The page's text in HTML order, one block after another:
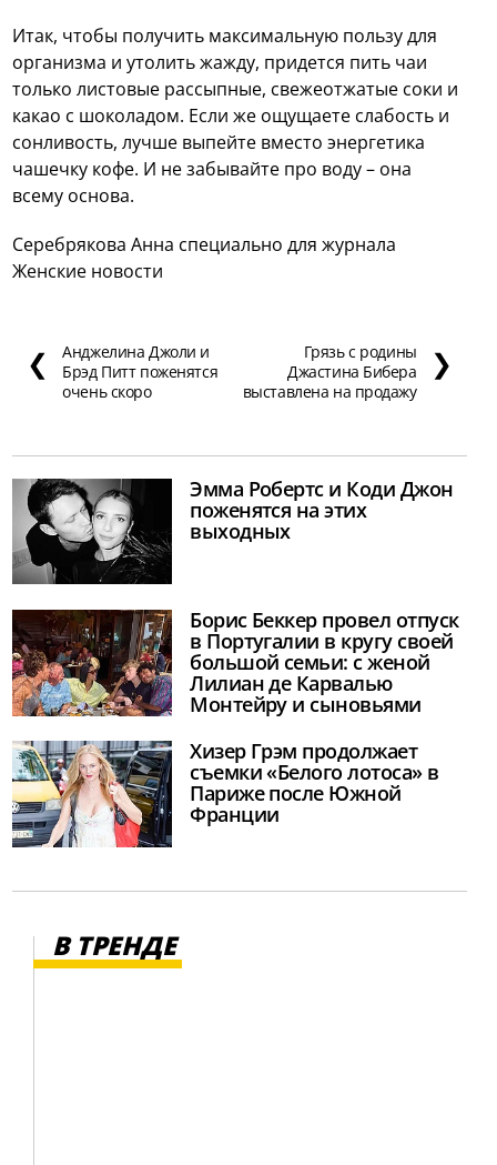
Итак, чтобы получить максимальную пользу для
организма и утолить жажду, придется пить чаи
только листовые рассыпные, свежеотжатые соки и
какао с шоколадом. Если же ощущаете слабость и
сонливость, лучше выпейте вместо энергетика
чашечку кофе. И не забывайте про воду – она
всему основа.
Серебрякова Анна специально для журнала
Женские новости
❮
Анджелина Джоли и
Брэд Питт поженятся
очень скоро
Грязь с родины
Джастина Бибера
выставлена на продажу
❯
Эмма Робертс и Коди Джон
поженятся на этих
выходных
Борис Беккер провел отпуск
в Португалии в кругу своей
большой семьи: с женой
Лилиан де Карвалью
Монтейру и сыновьями
Хизер Грэм продолжает
съемки «Белого лотоса» в
Париже после Южной
Франции
В ТРЕНДЕ